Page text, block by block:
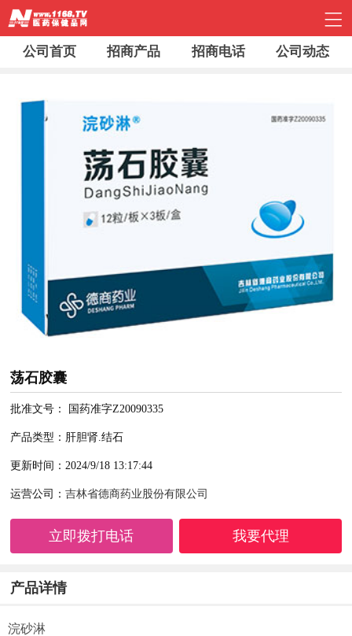
公司首页 招商产品 招商电话 公司动态
荡石胶囊
批准文号： 国药准字Z20090335
产品类型：肝胆肾.结石
更新时间：2024/9/18 13:17:44
运营公司：吉林省德商药业股份有限公司
立即拨打电话 我要代理
产品详情
浣砂淋